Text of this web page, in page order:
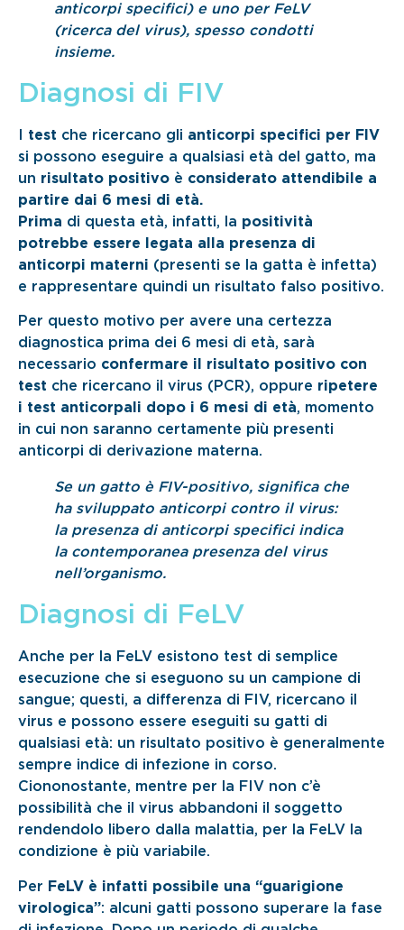
anticorpi specifici) e uno per FeLV
(ricerca del virus), spesso condotti
insieme.
Diagnosi di FIV
test che ricercano gli anticorpi specifici per FIV
si possono eseguire a qualsiasi età del gatto, ma
un risultato positivo è considerato attendibile a
partire dai 6 mesi di età.
Prima di questa età, infatti, la positività
potrebbe essere legata alla presenza di
anticorpi materni (presenti se la gatta è infetta)
e rappresentare quindi un risultato falso positivo.
Per questo motivo per avere una certezza
diagnostica prima dei 6 mesi di età, sarà
necessario confermare il risultato positivo con
test che ricercano il virus (PCR), oppure ripetere
i test anticorpali dopo i 6 mesi di età, momento
in cui non saranno certamente più presenti
anticorpi di derivazione materna.
Se un gatto è FIV-positivo, significa che
ha sviluppato anticorpi contro il virus:
la presenza di anticorpi specifici indica
la contemporanea presenza del virus
nell’organismo.
Diagnosi di FeLV
Anche per la FeLV esistono test di semplice
esecuzione che si eseguono su un campione di
sangue; questi, a differenza di FIV, ricercano il
virus e possono essere eseguiti su gatti di
qualsiasi età: un risultato positivo è generalmente
sempre indice di infezione in corso.
Ciononostante, mentre per la FIV non c’è
possibilità che il virus abbandoni il soggetto
rendendolo libero dalla malattia, per la FeLV la
condizione è più variabile.
Per FeLV è infatti possibile una “guarigione
virologica”: alcuni gatti possono superare la fase